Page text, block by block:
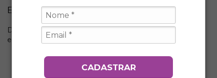
CADASTRAR
Erro - 404
Desculpe, mas a página que você está procurando não
existe.